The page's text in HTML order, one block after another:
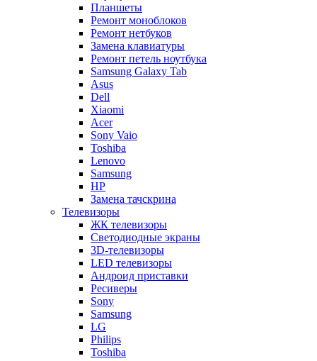
Планшеты
Ремонт моноблоков
Ремонт нетбуков
Замена клавиатуры
Ремонт петель ноутбука
Samsung Galaxy Tab
Asus
Dell
Xiaomi
Acer
Sony Vaio
Toshiba
Lenovo
Samsung
HP
Замена тачскрина
Телевизоры
ЖК телевизоры
Светодиодные экраны
3D-телевизоры
LED телевизоры
Андроид приставки
Ресиверы
Sony
Samsung
LG
Philips
Toshiba